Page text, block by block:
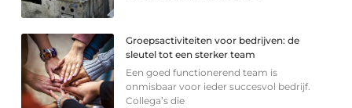
Groepsactiviteiten voor bedrijven: de
sleutel tot een sterker team
Een goed functionerend team is
onmisbaar voor ieder succesvol bedrijf.
Collega’s die